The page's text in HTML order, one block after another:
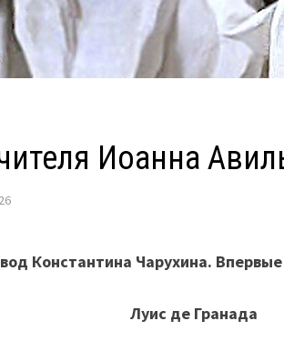
Иоанна
Константина Чарухина.
Луис де Гранада